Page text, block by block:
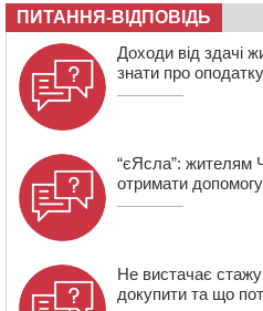
06 СЕРПНЯ 2026, ЧЕТВЕР
21:13 Вісім медалей, з яких
спортсмени тріумфували
ПИТАННЯ-ВІДПОВІДЬ
Доходи від здачі
знати про
“єЯсла”: жителям
отримати
Не вистачає стажу
докупити та що